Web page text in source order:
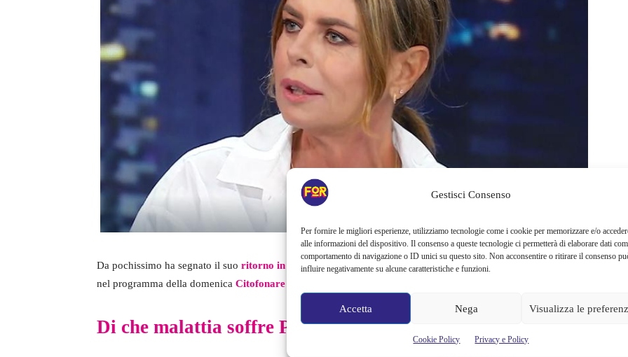
Gestisci Consenso
Per fornire le migliori esperienze, utilizziamo tecnologie come i cookie per memorizzare e/o
alle informazioni del dispositivo. Il consenso a queste tecnologie ci permetterà di elaborare dati
comportamento di navigazione o ID unici su questo sito. Non acconsentire o ritirare il consenso
influire negativamente su alcune caratteristiche e funzioni.
Accetta Nega Visualizza le
Cookie Policy Privacy e Policy
Da pochissimo ha segnato il suo ritorno in Rai, precisamente sul secondo canale, accanto a Simona Ventura
nel programma della domenica Citofonare Rai2
Di che malattia soffre Paola Perego?